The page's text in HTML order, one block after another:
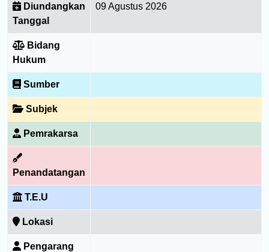
Diundangkan
Tanggal
09 Agustus 2026
Bidang
Hukum
Sumber
Subjek
Pemrakarsa
Penandatangan
T.E.U
Lokasi
Pengarang